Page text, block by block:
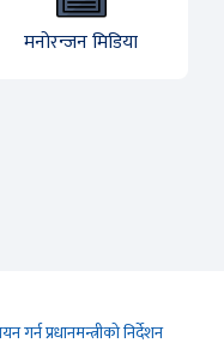
मनोरन्जन मिडिया
प्रधानमन्त्रीको निर्देशन